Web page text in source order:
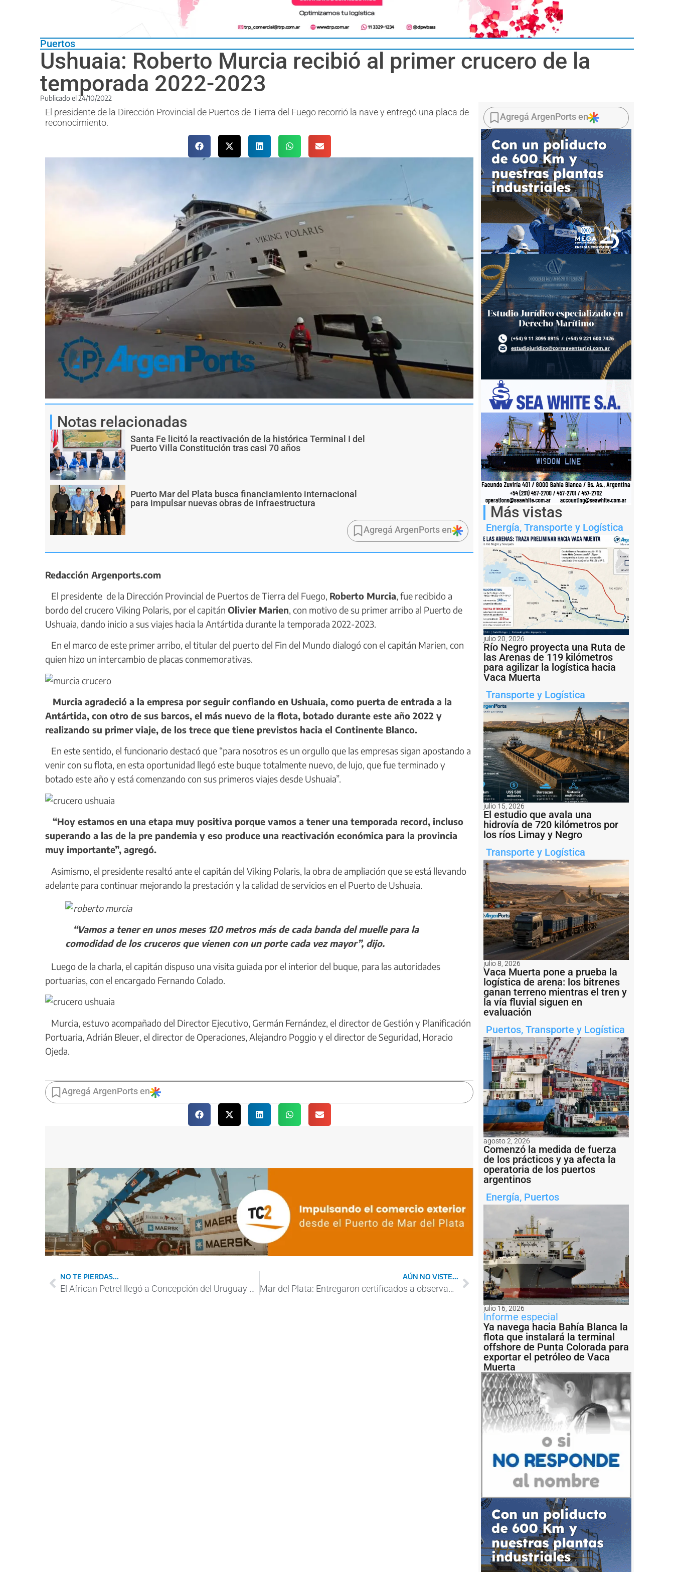
Puertos
Ushuaia: Roberto Murcia recibió al primer crucero de la
temporada 2022-2023
Publicado el 24/10/2022
El presidente de la Dirección Provincial de Puertos de Tierra del Fuego recorrió la nave y entregó una placa de
reconocimiento.
Notas relacionadas
Santa Fe licitó la reactivación de la histórica Terminal I del
Puerto Villa Constitución tras casi 70 años
Puerto Mar del Plata busca financiamiento internacional
para impulsar nuevas obras de infraestructura
Agregá ArgenPorts en
Redacción Argenports.com
El presidente de la Dirección Provincial de Puertos de Tierra del Fuego, Roberto Murcia, fue recibido a
bordo del crucero Viking Polaris, por el capitán Olivier Marien, con motivo de su primer arribo al Puerto de
Ushuaia, dando inicio a sus viajes hacia la Antártida durante la temporada 2022-2023.
En el marco de este primer arribo, el titular del puerto del Fin del Mundo dialogó con el capitán Marien, con
quien hizo un intercambio de placas conmemorativas.
Murcia agradeció a la empresa por seguir confiando en Ushuaia, como puerta de entrada a la
Antártida, con otro de sus barcos, el más nuevo de la flota, botado durante este año 2022 y
realizando su primer viaje, de los trece que tiene previstos hacia el Continente Blanco.
En este sentido, el funcionario destacó que “para nosotros es un orgullo que las empresas sigan apostando a
venir con su flota, en esta oportunidad llegó este buque totalmente nuevo, de lujo, que fue terminado y
botado este año y está comenzando con sus primeros viajes desde Ushuaia”.
“Hoy estamos en una etapa muy positiva porque vamos a tener una temporada record, incluso
superando a las de la pre pandemia y eso produce una reactivación económica para la provincia
muy importante”, agregó.
Asimismo, el presidente resaltó ante el capitán del Viking Polaris, la obra de ampliación que se está llevando
adelante para continuar mejorando la prestación y la calidad de servicios en el Puerto de Ushuaia.
“Vamos a tener en unos meses 120 metros más de cada banda del muelle para la
comodidad de los cruceros que vienen con un porte cada vez mayor”, dijo.
Luego de la charla, el capitán dispuso una visita guiada por el interior del buque, para las autoridades
portuarias, con el encargado Fernando Colado.
Murcia, estuvo acompañado del Director Ejecutivo, Germán Fernández, el director de Gestión y Planificación
Portuaria, Adrián Bleuer, el director de Operaciones, Alejandro Poggio y el director de Seguridad, Horacio
Ojeda.
Agregá ArgenPorts en
NO TE PIERDAS...
El African Petrel llegó a Concepción del Uruguay para cargar troncos de pino
AÚN NO VISTE...
Mar del Plata: Entregaron certificados a observadores de fauna marina
Agregá ArgenPorts en
Más vistas
Energía, Transporte y Logística
julio 20, 2026
Río Negro proyecta una Ruta de
las Arenas de 119 kilómetros
para agilizar la logística hacia
Vaca Muerta
Transporte y Logística
julio 15, 2026
El estudio que avala una
hidrovía de 720 kilómetros por
los ríos Limay y Negro
Transporte y Logística
julio 8, 2026
Vaca Muerta pone a prueba la
logística de arena: los bitrenes
ganan terreno mientras el tren y
la vía fluvial siguen en
evaluación
Puertos, Transporte y Logística
agosto 2, 2026
Comenzó la medida de fuerza
de los prácticos y ya afecta la
operatoria de los puertos
argentinos
Energía, Puertos
julio 16, 2026
Informe especial
Ya navega hacia Bahía Blanca la
flota que instalará la terminal
offshore de Punta Colorada para
exportar el petróleo de Vaca
Muerta